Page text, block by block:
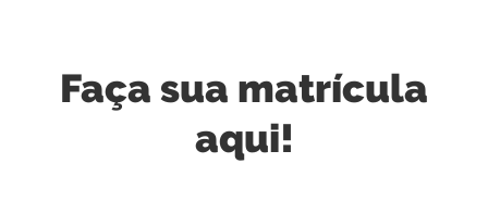
Faça sua matrícula
aqui!